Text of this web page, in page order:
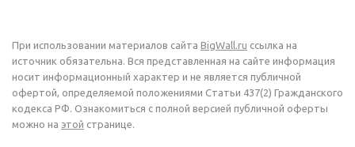
При использовании материалов сайта BigWall.ru ссылка на
источник обязательна. Вся представленная на сайте информация
носит информационный характер и не является публичной
офертой, определяемой положениями Статьи 437(2) Гражданского
кодекса РФ. Ознакомиться с полной версией публичной оферты
можно на этой странице.